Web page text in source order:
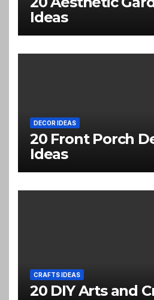
Ideas
DECOR IDEAS
20 Front Porch
Ideas
CRAFTS IDEAS
20 DIY Arts and